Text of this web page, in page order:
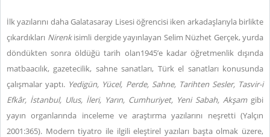
İlk yazılarını daha Galatasaray Lisesi öğrencisi iken arkadaşlarıyla birlikte
çıkardıkları Nirenkisimli dergide yayınlayan Selim Nüzhet Gerçek, yurda
döndükten sonra öldüğü tarih olan1945’e kadar öğretmenlik dışında
matbaacılık, gazetecilik, sahne sanatları, Türk el sanatları konusunda
çalışmalar yaptı. Yedigün, Yücel, Perde, Sahne, Tarihten Sesler, Tasvir-i
Efkâr, İstanbul, Ulus, İleri, Yarın, Cumhuriyet, Yeni Sabah, Akşamgibi
yayın organlarında inceleme ve araştırma yazılarını neşretti (Yalçın
2001:365). Modern tiyatro ile ilgili eleştirel yazıları başta olmak üzere,